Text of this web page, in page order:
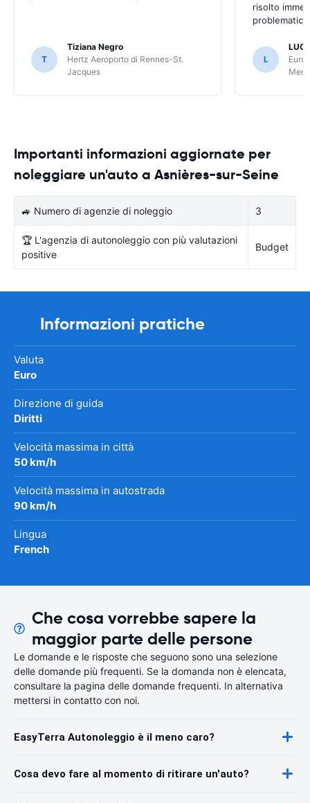
T
Tiziana Negro
Hertz Aeroporto di Rennes-St.
Jacques
risolto
L
Importanti informazioni aggiornate per
noleggiare un'auto a Asnières-sur-Seine
🚙 Numero di agenzie di noleggio 3
🏆 L'agenzia di autonoleggio con più valutazioni
positive
Budget
Informazioni pratiche
Valuta
Euro
Direzione di guida
Diritti
Velocità massima in città
50 km/h
Velocità massima in autostrada
90 km/h
Lingua
French
Che cosa vorrebbe sapere la
maggior parte delle persone
Le domande e le risposte che seguono sono una selezione
delle domande più frequenti. Se la domanda non è elencata,
consultare la pagina delle domande frequenti. In alternativa
mettersi in contatto con noi.
EasyTerra Autonoleggio è il meno caro?
Cosa devo fare al momento di ritirare un'auto?